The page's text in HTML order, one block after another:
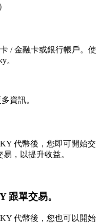
/ 金融卡或銀行帳戶。使
。
資訊。
代幣後，您即可開始交
，以提升收益。
跟單交易。
代幣後，您也可以開始